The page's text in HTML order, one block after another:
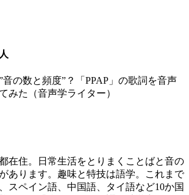
在住。日常生活をとりまくことばと音の
あります。趣味と特技は語学。これまで
スペイン語、中国語、タイ語など10か国